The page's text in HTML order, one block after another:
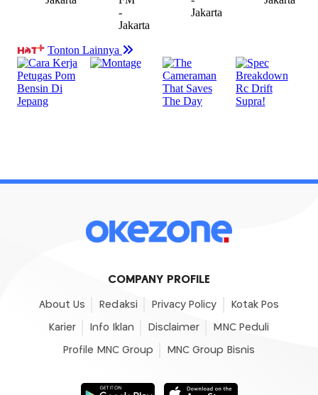
COMPANY PROFILE
About Us Redaksi Privacy Policy Kotak Pos
Karier Info Iklan Disclaimer MNC Peduli
Profile MNC Group MNC Group Bisnis